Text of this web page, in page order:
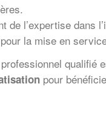
de l’expertise dans
la mise en
qualifié
pour